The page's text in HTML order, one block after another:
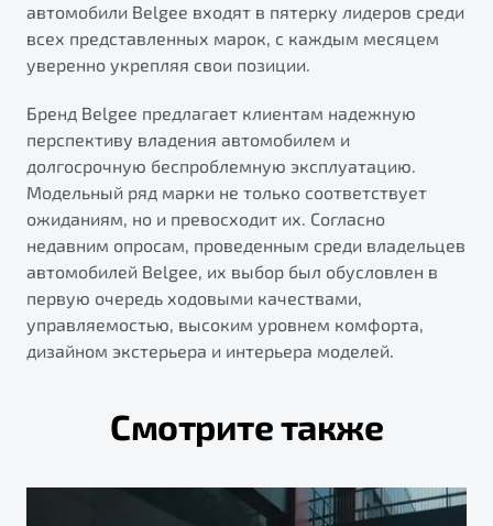
автомобили Belgee входят в пятерку лидеров среди
всех представленных марок, с каждым месяцем
уверенно укрепляя свои позиции.
Бренд Belgee предлагает клиентам надежную
перспективу владения автомобилем и
долгосрочную беспроблемную эксплуатацию.
Модельный ряд марки не только соответствует
ожиданиям, но и превосходит их. Согласно
недавним опросам, проведенным среди владельцев
автомобилей Belgee, их выбор был обусловлен в
первую очередь ходовыми качествами,
управляемостью, высоким уровнем комфорта,
дизайном экстерьера и интерьера моделей.
Смотрите также